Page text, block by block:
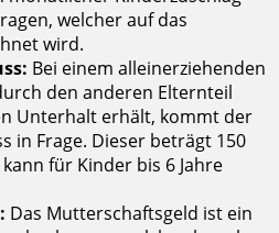
welcher auf das
wird.
Bei einem alleinerziehenden
den anderen Elternteil
Unterhalt erhält, kommt der
in Frage. Dieser beträgt 150
für Kinder bis 6 Jahre
Das Mutterschaftsgeld ist ein